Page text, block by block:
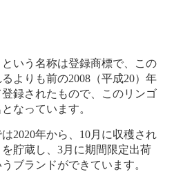
いう名称は登録商標で、この
よりも前の2008（平成20）年
録されたもので、このリンゴ
なっています。
2020年から、10月に収穫され
貯蔵し、3月に期間限定出荷
ブランドができています。